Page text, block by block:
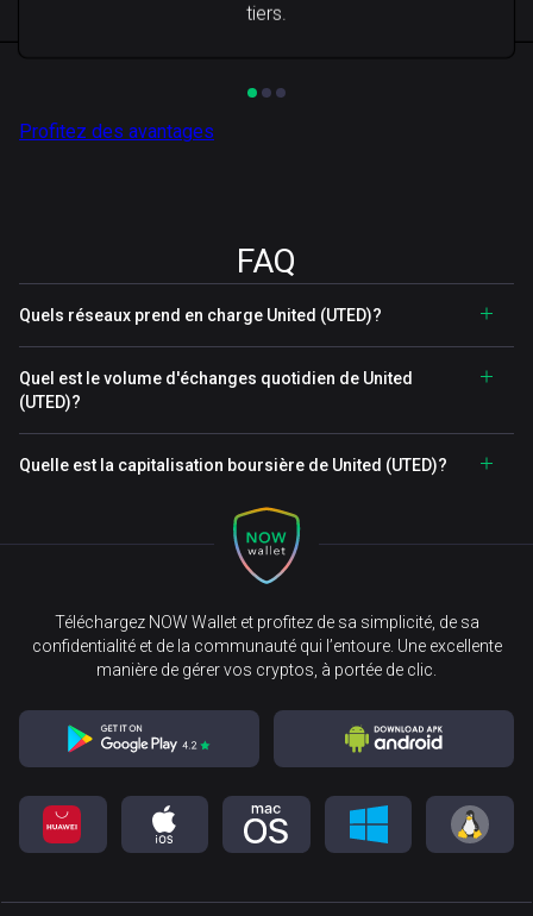
tiers.
Profitez des avantages
FAQ
Quels réseaux prend en charge United (UTED)?
Quel est le volume d'échanges quotidien de United
(UTED)?
Quelle est la capitalisation boursière de United (UTED)?
Téléchargez NOW Wallet et profitez de sa simplicité, de sa
confidentialité et de la communauté qui l’entoure. Une excellente
manière de gérer vos cryptos, à portée de clic.